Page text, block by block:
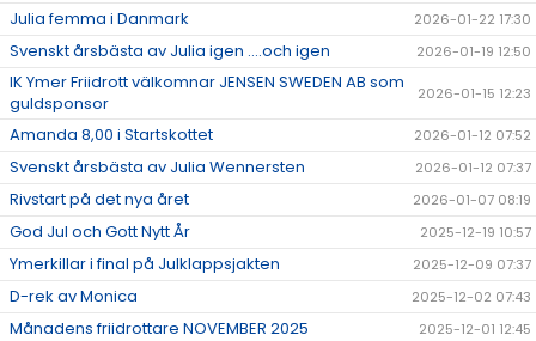
Julia femma i Danmark 2026-01-22 17:30
Svenskt årsbästa av Julia igen ….och igen 2026-01-19 12:50
IK Ymer Friidrott välkomnar JENSEN SWEDEN AB som
guldsponsor
2026-01-15 12:23
Amanda 8,00 i Startskottet 2026-01-12 07:52
Svenskt årsbästa av Julia Wennersten 2026-01-12 07:37
Rivstart på det nya året 2026-01-07 08:19
God Jul och Gott Nytt År 2025-12-19 10:57
Ymerkillar i final på Julklappsjakten 2025-12-09 07:37
D-rek av Monica 2025-12-02 07:43
Månadens friidrottare NOVEMBER 2025 2025-12-01 12:45